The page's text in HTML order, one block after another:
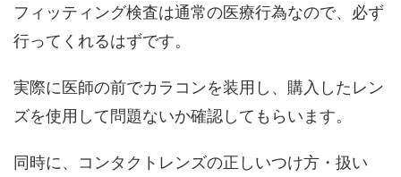
フィッティング検査は通常の医療行為なので、必ず
行ってくれるはずです。
実際に医師の前でカラコンを装用し、購入したレン
ズを使用して問題ないか確認してもらいます。
同時に、コンタクトレンズの正しいつけ方・扱い